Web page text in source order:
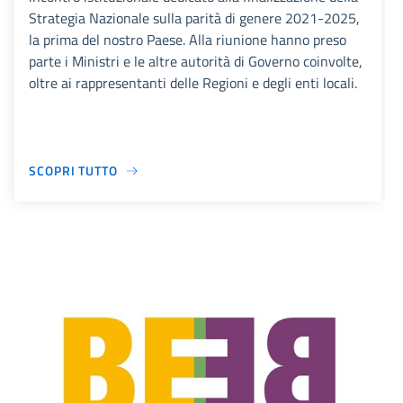
Strategia Nazionale sulla parità di genere 2021-2025,
la prima del nostro Paese. Alla riunione hanno preso
parte i Ministri e le altre autorità di Governo coinvolte,
oltre ai rappresentanti delle Regioni e degli enti locali.
SCOPRI TUTTO